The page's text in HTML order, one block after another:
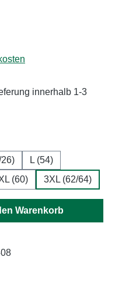
innerhalb 1-3
L (54)
(60) 3XL (62/64)
gewünschten
Warenkorb